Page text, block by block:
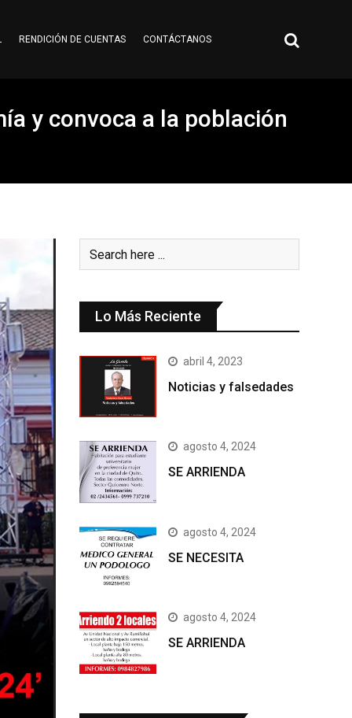
RENDICIÓN DE CUENTAS CONTÁCTANOS
y convoca a la población
Lo Más Reciente
abril 4, 2023
Noticias y falsedades
agosto 4, 2024
SE ARRIENDA
agosto 4, 2024
SE NECESITA
agosto 4, 2024
SE ARRIENDA